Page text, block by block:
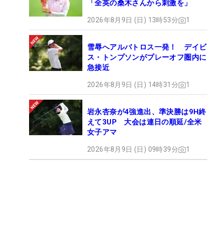
「全英の桑木さんから刺激を」
2026年8月9日 (日) 13時53分 1
雪辱へアルバトロス一発！ デイビ
ス・トンプソンがプレーオフ圏内に
急接近
2026年8月9日 (日) 14時31分 1
岩永杏奈が4強進出、準決勝は9H終
えて3UP 大会は連日の順延/全米
女子アマ
2026年8月9日 (日) 09時39分 1